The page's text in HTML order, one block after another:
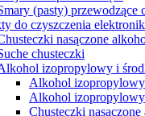
(pasty) przewodzące
do czyszczenia
nasączone
chusteczki
izopropylowy i
Alkohol izopropylowy
Alkohol
Chusteczki